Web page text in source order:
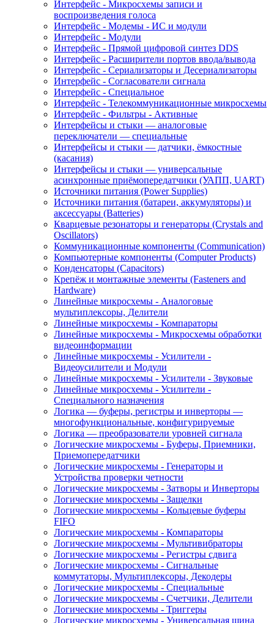
Интерфейс - Микросхемы записи и
воспроизведения голоса
Интерфейс - Модемы - ИС и модули
Интерфейс - Модули
Интерфейс - Прямой цифровой синтез DDS
Интерфейс - Расширители портов ввода/вывода
Интерфейс - Сериализаторы и Десериализаторы
Интерфейс - Согласователи сигнала
Интерфейс - Специальное
Интерфейс - Телекоммуникационные микросхемы
Интерфейс - Фильтры - Активные
Интерфейсы и стыки — аналоговые
переключатели — специальные
Интерфейсы и стыки — датчики, ёмкостные
(касания)
Интерфейсы и стыки — универсальные
асинхронные приёмопередатчики (УАПП, UART)
Источники питания (Power Supplies)
Источники питания (батареи, аккумуляторы) и
аксессуары (Batteries)
Кварцевые резонаторы и генераторы (Crystals and
Oscillators)
Коммуникационные компоненты (Communication)
Компьютерные компоненты (Computer Products)
Конденсаторы (Capacitors)
Крепёж и монтажные элементы (Fasteners and
Hardware)
Линейные микросхемы - Аналоговые
мультиплексоры, Делители
Линейные микросхемы - Компараторы
Линейные микросхемы - Микросхемы обработки
видеоинформации
Линейные микросхемы - Усилители -
Видеоусилители и Модули
Линейные микросхемы - Усилители - Звуковые
Линейные микросхемы - Усилители -
Специального назначения
Логика — буферы, регистры и инверторы —
многофункциональные, конфигурируемые
Логика — преобразователи уровней сигнала
Логические микросхемы - Буферы, Приемники,
Приемопередатчики
Логические микросхемы - Генераторы и
Устройства проверки четности
Логические микросхемы - Затворы и Инверторы
Логические микросхемы - Защелки
Логические микросхемы - Кольцевые буферы
FIFO
Логические микросхемы - Компараторы
Логические микросхемы - Мультивибраторы
Логические микросхемы - Регистры сдвига
Логические микросхемы - Сигнальные
коммутаторы, Мультиплексоры, Декодеры
Логические микросхемы - Специальные
Логические микросхемы - Счетчики, Делители
Логические микросхемы - Триггеры
Логические микросхемы - Универсальная шина